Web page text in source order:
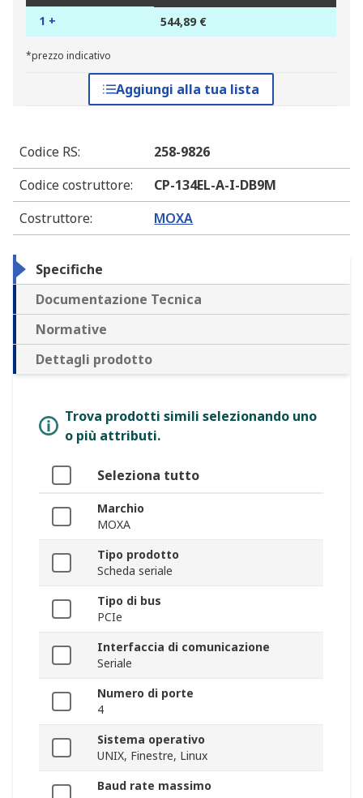
1 + 544,89 €
*prezzo indicativo
Aggiungi alla tua lista
Codice RS:
258-9826
Codice costruttore:
CP-134EL-A-I-DB9M
Costruttore: MOXA
Specifiche
Documentazione Tecnica
Normative
Dettagli prodotto
Trova prodotti simili selezionando uno
o più attributi.
Seleziona tutto
Marchio
MOXA
Tipo prodotto
Scheda seriale
Tipo di bus
PCIe
Interfaccia di comunicazione
Seriale
Numero di porte
4
Sistema operativo
UNIX, Finestre, Linux
Baud rate massimo